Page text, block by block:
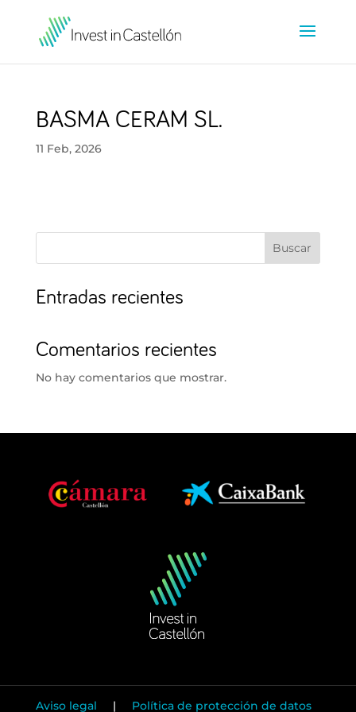
BASMA CERAM SL.
11 Feb, 2026
Buscar
Entradas recientes
Comentarios recientes
No hay comentarios que mostrar.
Aviso legal | Política de protección de datos